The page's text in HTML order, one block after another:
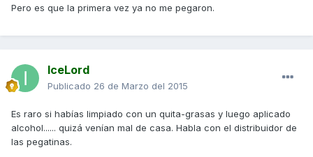
Pero es que la primera vez ya no me pegaron.
IceLord
Publicado 26 de Marzo del 2015
Es raro si habías limpiado con un quita-grasas y luego aplicado
alcohol...... quizá venían mal de casa. Habla con el distribuidor de
las pegatinas.